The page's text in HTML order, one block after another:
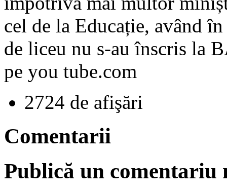
cel de la Educație, având
de liceu nu s-au înscris la
pe you tube.com
2724 de afişări
Comentarii
Publică un comentariu